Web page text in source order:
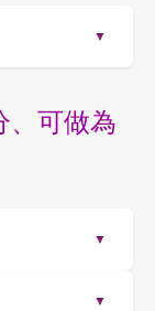
▼
、可做為
▼
▼